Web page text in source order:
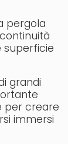
pergola
superficie
grandi
per creare
immersi